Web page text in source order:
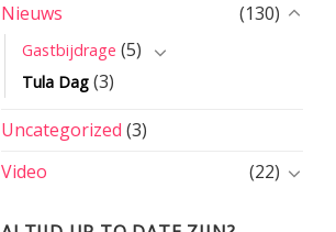
Nieuws
(130)
Gastbijdrage (5)
Tula Dag (3)
Uncategorized (3)
Video
(22)